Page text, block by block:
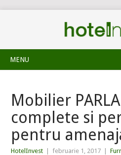
MENU
Mobilier
complete si
pentru
HotelInvest februarie 1, 2017